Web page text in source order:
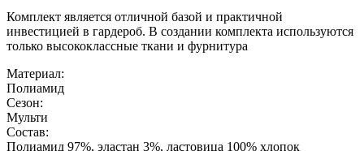
Комплект является отличной базой и практичной
инвестицией в гардероб. В создании комплекта используются
только высококлассные ткани и фурнитура
Материал:
Полиамид
Сезон:
Мульти
Состав:
Полиамид 97%, эластан 3%, ластовица 100% хлопок